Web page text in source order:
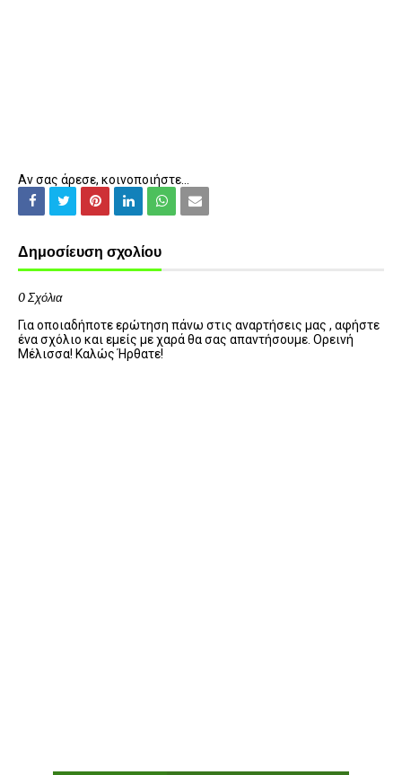
Αν σας άρεσε, κοινοποιήστε...
Δημοσίευση σχολίου
0 Σχόλια
Για οποιαδήποτε ερώτηση πάνω στις αναρτήσεις μας , αφήστε
ένα σχόλιο και εμείς με χαρά θα σας απαντήσουμε. Ορεινή
Μέλισσα! Καλώς Ήρθατε!